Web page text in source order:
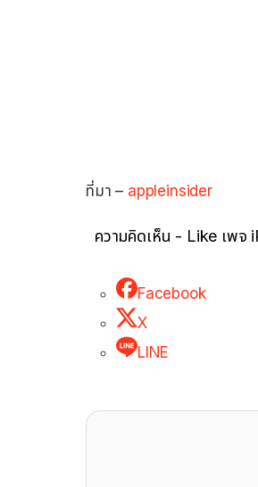
ที่มา – appleinsider
ความคิดเห็น - Like เพจ
Facebook
X
LINE